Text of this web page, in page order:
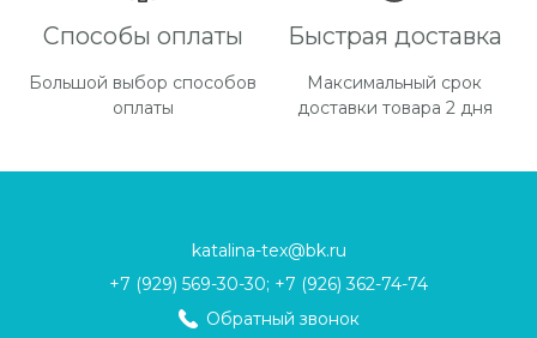
Способы оплаты
Большой выбор способов
оплаты
Быстрая доставка
Максимальный срок
доставки товара 2 дня
katalina-tex@bk.ru
+7 (929) 569-30-30; +7 (926) 362-74-74
Обратный звонок